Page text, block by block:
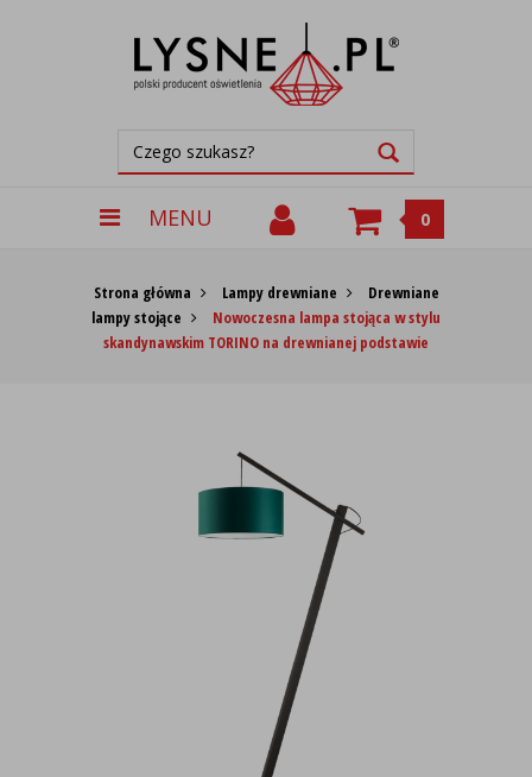
MENU 0
Strona główna Lampy drewniane
Drewniane
lampy stojące
Nowoczesna lampa stojąca w stylu
skandynawskim TORINO na drewnianej podstawie